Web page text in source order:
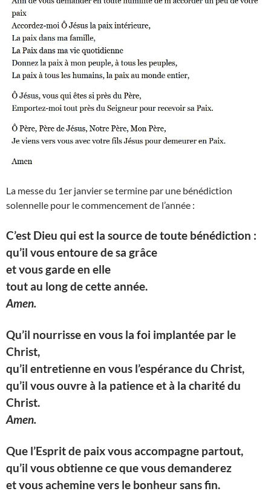
La messe du 1er janvier se termine par une bénédiction
solennelle pour le commencement de l’année :
C’est Dieu qui est la source de toute bénédiction :
qu’il vous entoure de sa grâce
et vous garde en elle
tout au long de cette année.
Amen.
Qu’il nourrisse en vous la foi implantée par le
Christ,
qu’il entretienne en vous l’espérance du Christ,
qu’il vous ouvre à la patience et à la charité du
Christ.
Amen.
Que l’Esprit de paix vous accompagne partout,
qu’il vous obtienne ce que vous demanderez
et vous achemine vers le bonheur sans fin.